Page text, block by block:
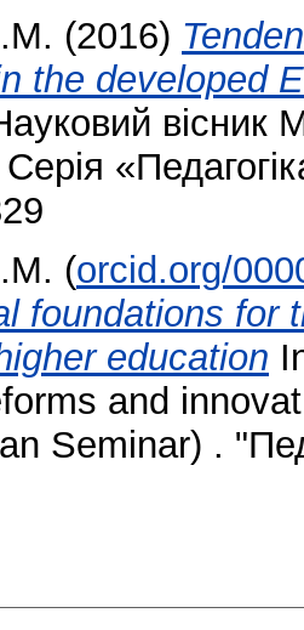
(2016)
the developed
вісник
Серія
(orcid.org/
foundations for
education
and
Seminar) .